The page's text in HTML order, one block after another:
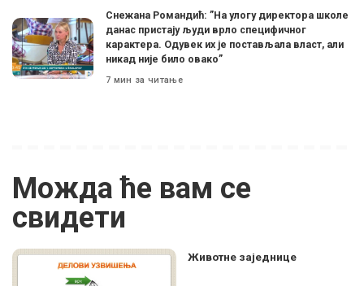
Снежана Романдић: ”На улогу директора школе
данас пристају људи врло специфичног
карактера. Одувек их је постављала власт, али
никад није било овако”
7 мин за читање
Можда ће вам се
свидети
Животне заједнице